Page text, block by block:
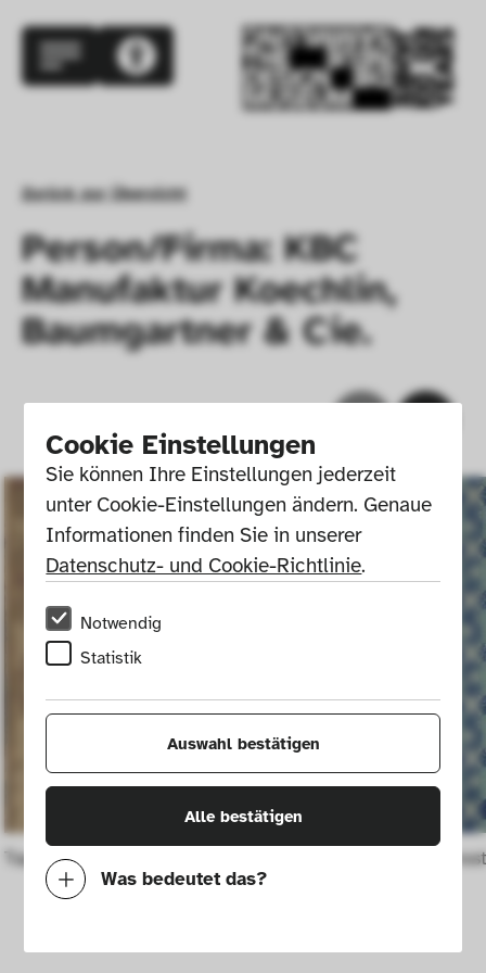
Cookie Einstellungen
Sie können Ihre Einstellungen jederzeit
unter Cookie-Einstellungen ändern. Genaue
Informationen finden Sie in unserer
Datenschutz- und Cookie-Richtlinie.
Notwendig
Statistik
Auswahl bestätigen
Alle bestätigen
Was bedeutet das?
Mit diesen Cookies können wir durch
Zurück zur Übersicht
Person/Firma: KBC
Manufaktur Koechlin,
Baumgartner & Cie.
Tapetenstoff Nr. 3244